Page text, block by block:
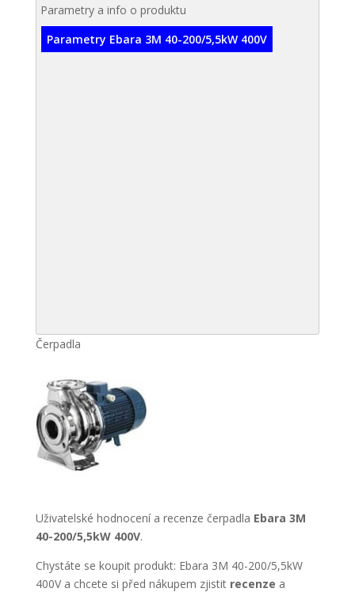
Parametry a info o produktu
Parametry Ebara 3M 40-200/5,5kW 400V
Čerpadla
Uživatelské hodnocení a recenze čerpadla Ebara 3M
40-200/5,5kW 400V.
Chystáte se koupit produkt: Ebara 3M 40-200/5,5kW
400V a chcete si před nákupem zjistit recenze a